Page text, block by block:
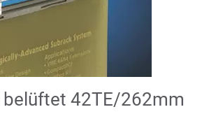
belüftet 42TE/262mm